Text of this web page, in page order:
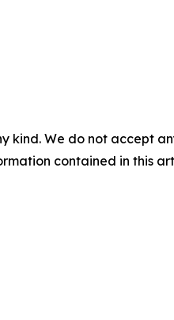
kind. We do not accept
contained in this